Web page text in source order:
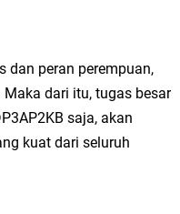
dan peran perempuan,
dari itu, tugas besar
saja, akan
kuat dari seluruh